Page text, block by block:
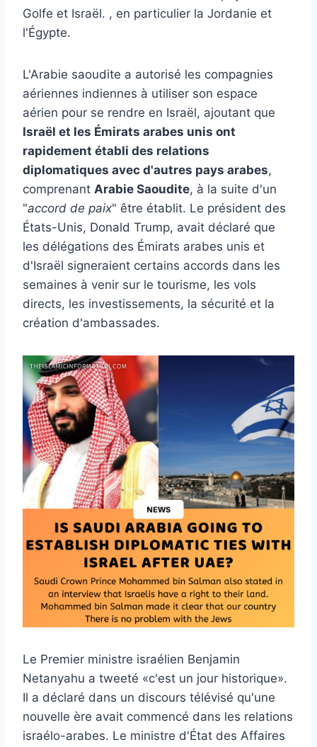
Golfe et Israël. , en particulier la Jordanie et
l'Égypte.
L'Arabie saoudite a autorisé les compagnies
aériennes indiennes à utiliser son espace
aérien pour se rendre en Israël, ajoutant que
Israël et les Émirats arabes unis ont
rapidement établi des relations
diplomatiques avec d'autres pays arabes,
comprenant Arabie Saoudite, à la suite d'un
"accord de paix" être établit. Le président des
États-Unis, Donald Trump, avait déclaré que
les délégations des Émirats arabes unis et
d'Israël signeraient certains accords dans les
semaines à venir sur le tourisme, les vols
directs, les investissements, la sécurité et la
création d'ambassades.
Le Premier ministre israélien Benjamin
Netanyahu a tweeté «c'est un jour historique».
Il a déclaré dans un discours télévisé qu'une
nouvelle ère avait commencé dans les relations
israélo-arabes. Le ministre d'État des Affaires